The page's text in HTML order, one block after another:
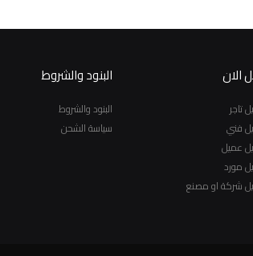
الان
تاجر
فني
عميل
مورد
شركة او مصنع
البنود والشروط
البنود والشروط
سياسة الشحن